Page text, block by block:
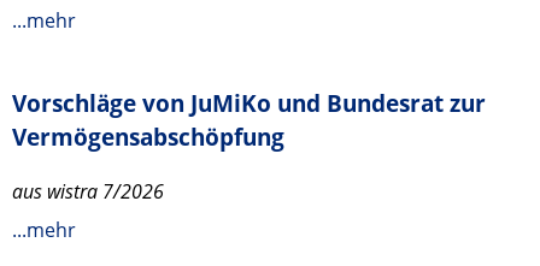
...mehr
Vorschläge von JuMiKo und Bundesrat zur
Vermögensabschöpfung
aus wistra 7/2026
...mehr